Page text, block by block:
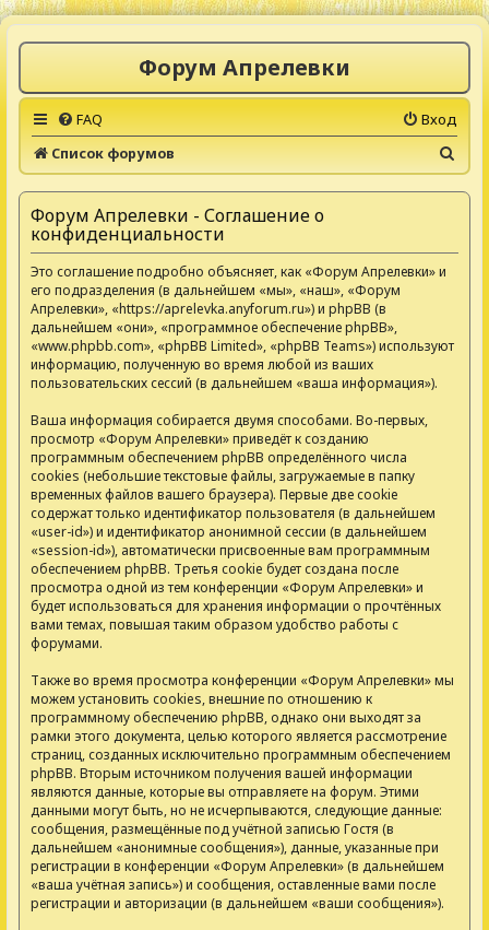
Форум Апрелевки
FAQ
Вход
Список форумов
о
Форум Апрелевки - Соглашение о
конфиденциальности
Это соглашение подробно объясняет, как «Форум Апрелевки» и
его подразделения (в дальнейшем «мы», «наш», «Форум
Апрелевки», «https://aprelevka.anyforum.ru») и phpBB (в
дальнейшем «они», «программное обеспечение phpBB»,
«www.phpbb.com», «phpBB Limited», «phpBB Teams») используют
информацию, полученную во время любой из ваших
пользовательских сессий (в дальнейшем «ваша информация»).
Ваша информация собирается двумя способами. Во-первых,
просмотр «Форум Апрелевки» приведёт к созданию
программным обеспечением phpBB определённого числа
cookies (небольшие текстовые файлы, загружаемые в папку
временных файлов вашего браузера). Первые две cookie
содержат только идентификатор пользователя (в дальнейшем
«user-id») и идентификатор анонимной сессии (в дальнейшем
«session-id»), автоматически присвоенные вам программным
обеспечением phpBB. Третья cookie будет создана после
просмотра одной из тем конференции «Форум Апрелевки» и
будет использоваться для хранения информации о прочтённых
вами темах, повышая таким образом удобство работы с
форумами.
Также во время просмотра конференции «Форум Апрелевки» мы
можем установить cookies, внешние по отношению к
программному обеспечению phpBB, однако они выходят за
рамки этого документа, целью которого является рассмотрение
страниц, созданных исключительно программным обеспечением
phpBB. Вторым источником получения вашей информации
являются данные, которые вы отправляете на форум. Этими
данными могут быть, но не исчерпываются, следующие данные:
сообщения, размещённые под учётной записью Гостя (в
дальнейшем «анонимные сообщения»), данные, указанные при
регистрации в конференции «Форум Апрелевки» (в дальнейшем
«ваша учётная запись») и сообщения, оставленные вами после
регистрации и авторизации (в дальнейшем «ваши сообщения»).